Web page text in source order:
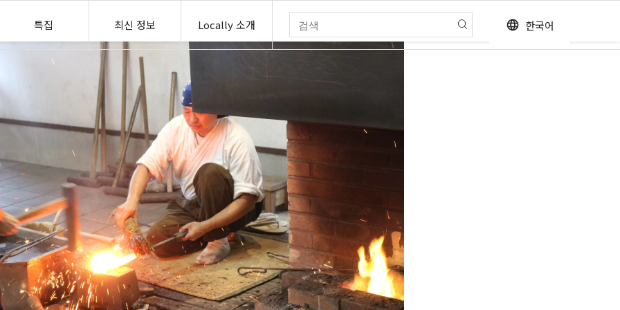
특집 최신 정보 Locally 소개 language 한국어